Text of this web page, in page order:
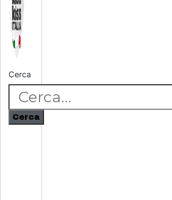
Cerca
Cerca